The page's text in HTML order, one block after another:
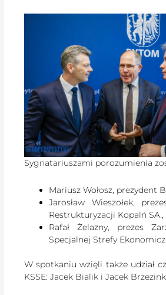
Sygnatariuszami porozumienia
Mariusz Wołosz, prezydent
Jarosław Wieszołek,
Restrukturyzacji Kopalń SA.,
Rafał Żelazny, prezes
Specjalnej Strefy
W spotkaniu wzięli także udział
KSSE: Jacek Bialik i Jacek